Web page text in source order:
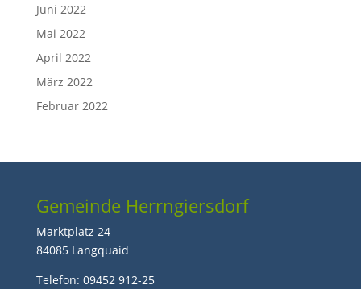
Juni 2022
Mai 2022
April 2022
März 2022
Februar 2022
Gemeinde Herrngiersdorf
Marktplatz 24
84085 Langquaid
Telefon: 09452 912-25